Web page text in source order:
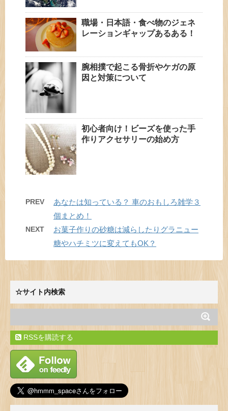
職場・日本語・食べ物のジェネ
レーションギャップあるある！
腕相撲で起こる骨折やケガの原
因と対策について
初心者向け！ビーズを使った手
作りアクセサリーの始め方
PREV
あなたは知っている？ 車のおもしろ雑学３
個まとめ！
NEXT
お菓子作りの砂糖は減らしたりグラニュー
糖やハチミツに変えてもOK？
☆サイト内検索
RSSを購読する